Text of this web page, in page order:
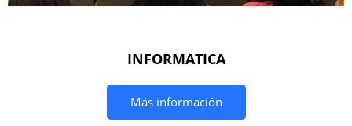
INFORMATICA
Más información